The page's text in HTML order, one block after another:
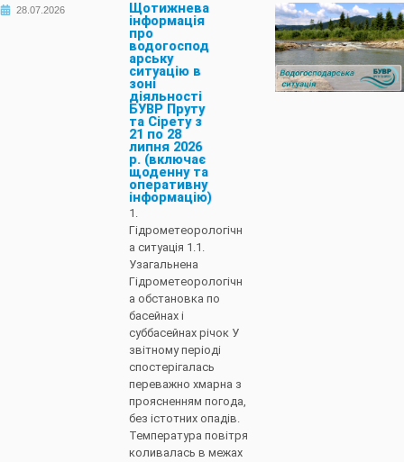
28.07.2026
Щотижнева
інформація
про
водогоспод
арську
ситуацію в
зоні
діяльності
БУВР Пруту
та Сірету з
21 по 28
липня 2026
р. (включає
щоденну та
оперативну
інформацію)
1.
Гідрометеорологічн
а ситуація 1.1.
Узагальнена
Гідрометеорологічн
а обстановка по
басейнах і
суббасейнах річок У
звітному періоді
спостерігалась
переважно хмарна з
проясненням погода,
без істотних опадів.
Температура повітря
коливалась в межах